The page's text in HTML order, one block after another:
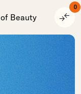
Beauty compare_arrows
0